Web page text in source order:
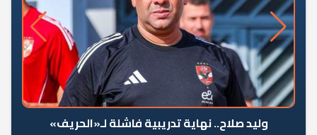
وليد صلاح.. نهاية تدريبية فاشلة لـ«الحريف»